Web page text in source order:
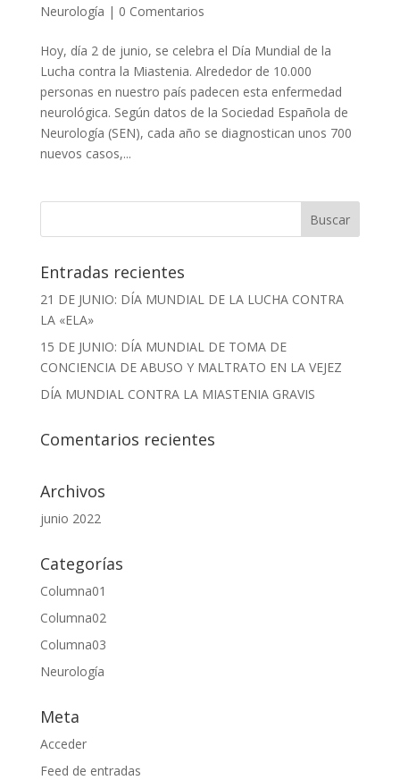
Neurología | 0 Comentarios
Hoy, día 2 de junio, se celebra el Día Mundial de la
Lucha contra la Miastenia. Alrededor de 10.000
personas en nuestro país padecen esta enfermedad
neurológica. Según datos de la Sociedad Española de
Neurología (SEN), cada año se diagnostican unos 700
nuevos casos,...
Entradas recientes
21 DE JUNIO: DÍA MUNDIAL DE LA LUCHA CONTRA
LA «ELA»
15 DE JUNIO: DÍA MUNDIAL DE TOMA DE
CONCIENCIA DE ABUSO Y MALTRATO EN LA VEJEZ
DÍA MUNDIAL CONTRA LA MIASTENIA GRAVIS
Comentarios recientes
Archivos
junio 2022
Categorías
Columna01
Columna02
Columna03
Neurología
Meta
Acceder
Feed de entradas